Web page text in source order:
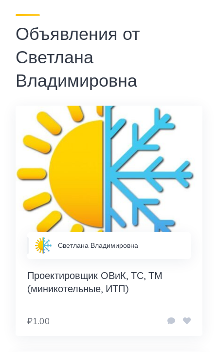
Объявления от
Светлана
Владимировна
Светлана Владимировна
Проектировщик ОВиК, ТС, ТМ
(миникотельные, ИТП)
₽1.00